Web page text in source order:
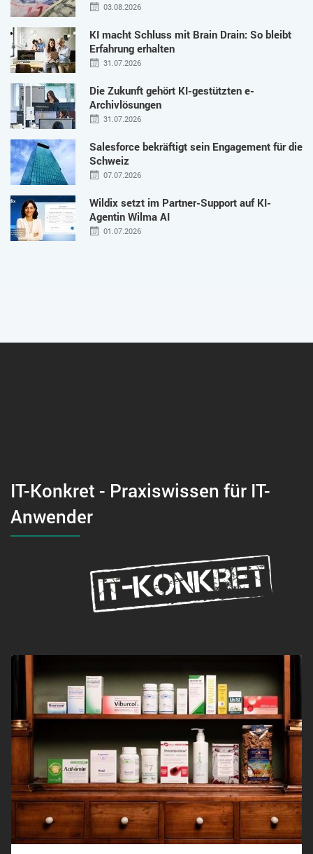
03.08.2026
KI macht Schluss mit Brain Drain: So bleibt
Erfahrung erhalten
31.07.2026
Die Zukunft gehört KI-gestützten e-
Archivlösungen
31.07.2026
Salesforce bekräftigt sein Engagement für die
Schweiz
07.07.2026
Wildix setzt im Partner-Support auf KI-
Agentin Wilma AI
01.07.2026
IT-Konkret - Praxiswissen für IT-
Anwender